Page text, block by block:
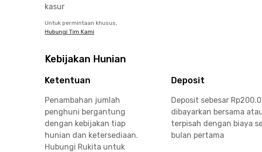
kasur
Untuk permintaan khusus,
Hubungi Tim Kami
Kebijakan Hunian
Ketentuan
Penambahan jumlah
penghuni bergantung
dengan kebijakan tiap
hunian dan ketersediaan.
Hubungi Rukita untuk
Deposit
Deposit sebesar
dibayarkan bersama
terpisah dengan biaya
bulan pertama